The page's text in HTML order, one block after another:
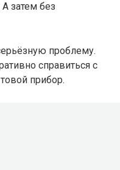
затем без
проблему.
справиться с
прибор.